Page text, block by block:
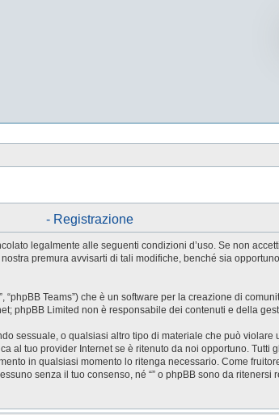
- Registrazione
legalmente alle seguenti condizioni d’uso. Se non
premura avvisarti di tali modifiche, benché sia
“phpBB Teams”) che è un software per la creazione di
phpBB Limited non è responsabile dei contenuti e della
sessuale, o qualsiasi altro tipo di materiale che può violare
al tuo provider Internet se è ritenuto da noi opportuno.
in qualsiasi momento lo ritenga necessario. Come
senza il tuo consenso, né “” o phpBB sono da